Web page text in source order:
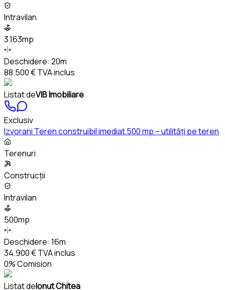
Intravilan
3.163mp
Deschidere: 20m
88.500 €TVA inclus
Listat deVIB Imobiliare
Exclusiv
Izvorani Teren construibil imediat 500 mp – utilități pe teren
Terenuri
Construcții
Intravilan
500mp
Deschidere: 16m
34.900 €TVA inclus
0% Comision
Listat deIonut Chitea